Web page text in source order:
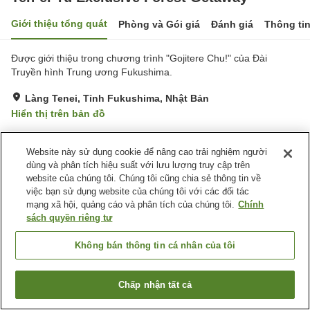
Giới thiệu tổng quát Phòng và Gói giá Đánh giá Thông
Được giới thiệu trong chương trình "Gojitere Chu!" của Đài
Truyền hình Trung ương Fukushima.
Làng Tenei, Tỉnh Fukushima, Nhật Bản
Hiển thị trên bản đồ
Tiện nghi chỗ nghỉ
Bãi đỗ xe
Cửa hàng
Nhà Tắm Công Cộng (Có
nước nóng)
Giao Hàng Tận Nhà
Trang chủ
Ten-ei Yu Exclusive Forest Getaway
Tìm phòng trống
Website này sử dụng cookie để nâng cao trải nghiệm người
dùng và phân tích hiệu suất với lưu lượng truy cập trên
website của chúng tôi. Chúng tôi cũng chia sẻ thông tin về
việc bạn sử dụng website của chúng tôi với các đối tác
mạng xã hội, quảng cáo và phân tích của chúng tôi. Chính
sách quyền riêng tư
Không bán thông tin cá nhân của tôi
Chấp nhận tất cả